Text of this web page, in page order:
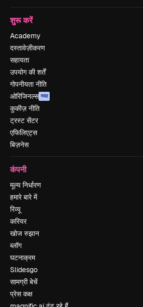
शुरू करें
Academy
दस्तावेज़ीकरण
सहायता
उपयोग की शर्तें
गोपनीयता नीति
ओरिजिनल्स नया
कुकीज़ नीति
ट्रस्ट सेंटर
एफिलिएट्स
बिज़नेस
कंपनी
मूल्य निर्धारण
हमारे बारे में
रिव्यू
करियर
खोज रुझान
ब्लॉग
घटनाक्रम
Slidesgo
सामग्री बेचें
प्रेस कक्ष